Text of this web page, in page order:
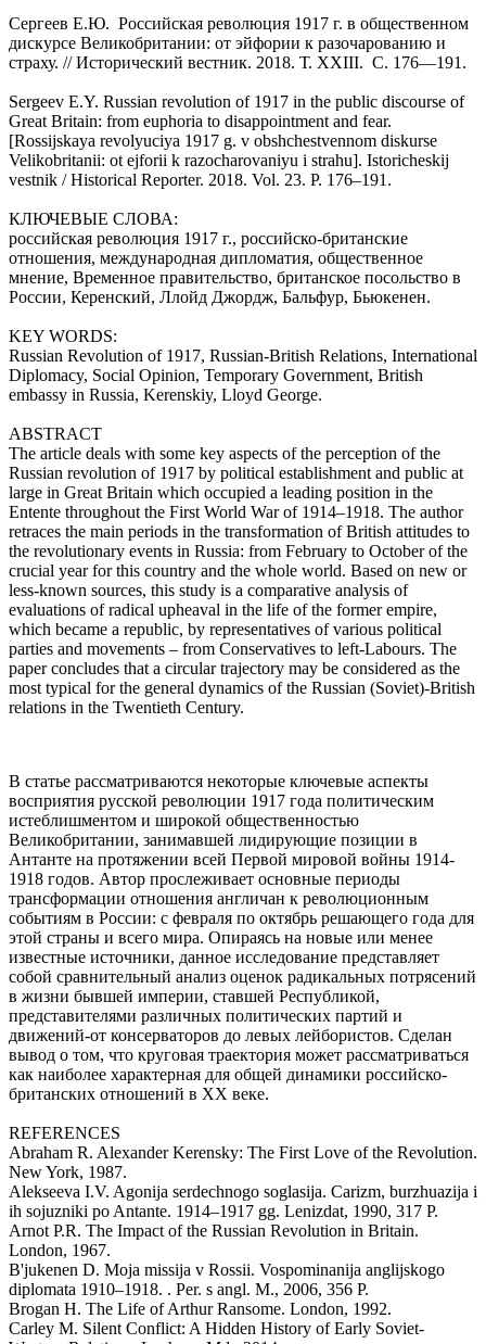
Сергеев Е.Ю. Российская революция 1917 г. в общественном
дискурсе Великобритании: от эйфории к разочарованию и
страху. // Исторический вестник. 2018. Т. ХХIII. С. 176—191.
Sergeev E.Y. Russian revolution of 1917 in the public discourse of
Great Britain: from euphoria to disappointment and fear.
[Rossijskaya revolyuciya 1917 g. v obshchestvennom diskurse
Velikobritanii: ot ejforii k razocharovaniyu i strahu]. Istoricheskij
vestnik / Historical Reporter. 2018. Vol. 23. P. 176–191.
КЛЮЧЕВЫЕ СЛОВА:
российская революция 1917 г., российско-британские
отношения, международная дипломатия, общественное
мнение, Временное правительство, британское посольство в
России, Керенский, Ллойд Джордж, Бальфур, Бьюкенен.
KEY WORDS:
Russian Revolution of 1917, Russian-British Relations, International
Diplomacy, Social Opinion, Temporary Government, British
embassy in Russia, Kerenskiy, Lloyd George.
ABSTRACT
The article deals with some key aspects of the perception of the
Russian revolution of 1917 by political establishment and public at
large in Great Britain which occupied a leading position in the
Entente throughout the First World War of 1914–1918. The author
retraces the main periods in the transformation of British attitudes to
the revolutionary events in Russia: from February to October of the
crucial year for this country and the whole world. Based on new or
less-known sources, this study is a comparative analysis of
evaluations of radical upheaval in the life of the former empire,
which became a republic, by representatives of various political
parties and movements – from Conservatives to left-Labours. The
paper concludes that a circular trajectory may be considered as the
most typical for the general dynamics of the Russian (Soviet)-British
relations in the Twentieth Century.
В статье рассматриваются некоторые ключевые аспекты
восприятия русской революции 1917 года политическим
истеблишментом и широкой общественностью
Великобритании, занимавшей лидирующие позиции в
Антанте на протяжении всей Первой мировой войны 1914-
1918 годов. Автор прослеживает основные периоды
трансформации отношения англичан к революционным
событиям в России: с февраля по октябрь решающего года для
этой страны и всего мира. Опираясь на новые или менее
известные источники, данное исследование представляет
собой сравнительный анализ оценок радикальных потрясений
в жизни бывшей империи, ставшей Республикой,
представителями различных политических партий и
движений-от консерваторов до левых лейбористов. Сделан
вывод о том, что круговая траектория может рассматриваться
как наиболее характерная для общей динамики российско-
британских отношений в ХХ веке.
REFERENCES
Abraham R. Alexander Kerensky: The First Love of the Revolution.
New York, 1987.
Alekseeva I.V. Agonija serdechnogo soglasija. Carizm, burzhuazija i
ih sojuzniki po Antante. 1914–1917 gg. Lenizdat, 1990, 317 P.
Arnot P.R. The Impact of the Russian Revolution in Britain.
London, 1967.
B'jukenen D. Moja missija v Rossii. Vospominanija anglijskogo
diplomata 1910–1918. . Per. s angl. M., 2006, 356 P.
Brogan H. The Life of Arthur Ransome. London, 1992.
Carley M. Silent Conflict: A Hidden History of Early Soviet-